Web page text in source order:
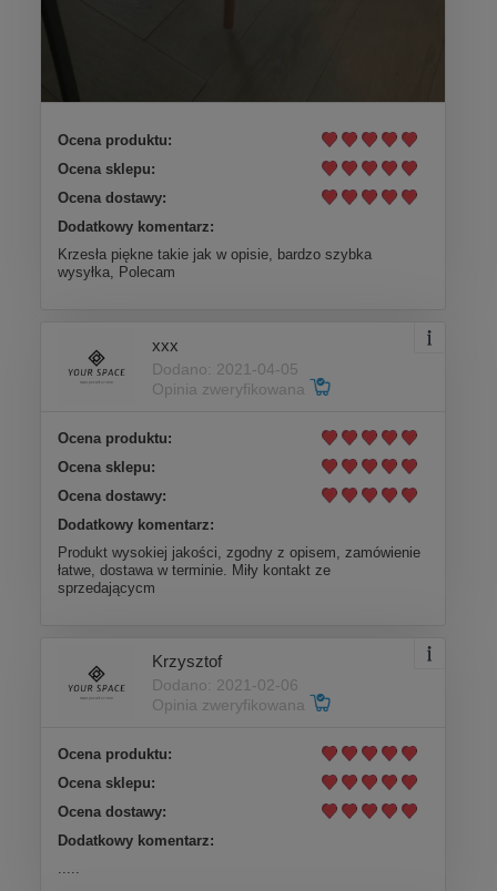
Ocena produktu:
Ocena sklepu:
Ocena dostawy:
Dodatkowy komentarz:
Krzesła piękne takie jak w opisie, bardzo szybka
wysyłka, Polecam
xxx
Dodano: 2021-04-05
Opinia zweryfikowana
Ocena produktu:
Ocena sklepu:
Ocena dostawy:
Dodatkowy komentarz:
Produkt wysokiej jakości, zgodny z opisem, zamówienie
łatwe, dostawa w terminie. Miły kontakt ze
sprzedającycm
Krzysztof
Dodano: 2021-02-06
Opinia zweryfikowana
Ocena produktu:
Ocena sklepu:
Ocena dostawy:
Dodatkowy komentarz: